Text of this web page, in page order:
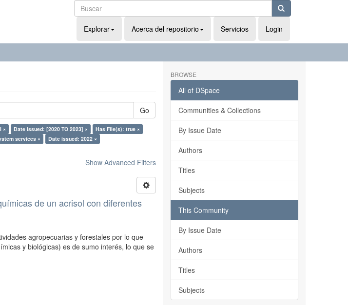
Explorar Acerca del repositorio Servicios Login
Go
× Date issued: [2020 TO 2023] ×
Has File(s): true ×
services ×
Date issued: 2022 ×
Show Advanced Filters
de un acrisol con diferentes
agropecuarias y forestales por lo que
y biológicas) es de sumo interés, lo que se
BROWSE
All of DSpace
Communities & Collections
By Issue Date
Authors
Titles
Subjects
This Community
By Issue Date
Authors
Titles
Subjects